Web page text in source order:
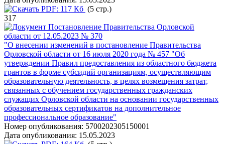
PDF: 117 Кб (5 стр.)
317
Постановление Правительства Орловской
области от 12.05.2023 № 370
"О внесении изменений в постановление Правительства
Орловской области от 16 июля 2020 года № 457 "Об
утверждении Правил предоставления из областного бюджета
грантов в форме субсидий организациям, осуществляющим
образовательную деятельность, в целях возмещения затрат,
связанных с обучением государственных гражданских
служащих Орловской области на основании государственных
образовательных сертификатов на дополнительное
профессиональное образование"
Номер опубликования: 5700202305150001
Дата опубликования: 15.05.2023